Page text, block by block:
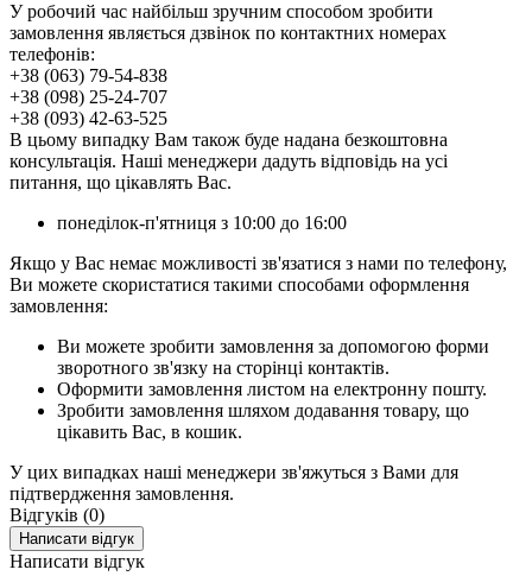
У робочий час найбільш зручним способом зробити
замовлення являється дзвінок по контактних номерах
телефонів:
+38 (063) 79-54-838
+38 (098) 25-24-707
+38 (093) 42-63-525
В цьому випадку Вам також буде надана безкоштовна
консультація. Наші менеджери дадуть відповідь на усі
питання, що цікавлять Вас.
понеділок-п'ятниця з 10:00 до 16:00
Якщо у Вас немає можливості зв'язатися з нами по телефону,
Ви можете скористатися такими способами оформлення
замовлення:
Ви можете зробити замовлення за допомогою форми
зворотного зв'язку на сторінці контактів.
Оформити замовлення листом на електронну пошту.
Зробити замовлення шляхом додавання товару, що
цікавить Вас, в кошик.
У цих випадках наші менеджери зв'яжуться з Вами для
підтвердження замовлення.
Відгуків (0)
Написати відгук
Написати відгук